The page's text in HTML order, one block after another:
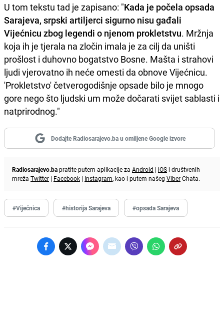
U tom tekstu tad je zapisano: "Kada je počela opsada
Sarajeva, srpski artiljerci sigurno nisu gađali
Vijećnicu zbog legendi o njenom prokletstvu. Mržnja
koja ih je tjerala na zločin imala je za cilj da uništi
prošlost i duhovno bogatstvo Bosne. Mašta i strahovi
ljudi vjerovatno ih neće omesti da obnove Vijećnicu.
'Prokletstvo' četverogodišnje opsade bilo je mnogo
gore nego što ljudski um može dočarati svijet sablasti i
natprirodnog."
Dodajte Radiosarajevo.ba u omiljene Google izvore
Radiosarajevo.bapratite putem aplikacije za Android | iOS i društvenih
mreža Twitter | Facebook | Instagram, kao i putem našeg ViberChata.
#Vijećnica #historija Sarajeva #opsada Sarajeva